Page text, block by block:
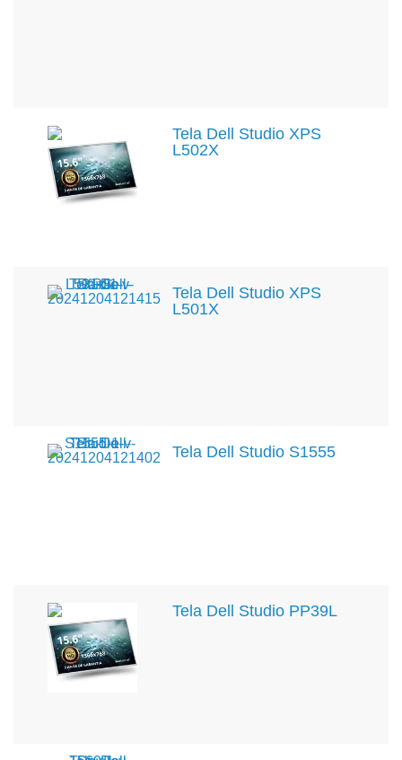
Tela Dell Studio XPS
L502X
Tela Dell Studio XPS
L501X
Tela Dell Studio S1555
Tela Dell Studio PP39L